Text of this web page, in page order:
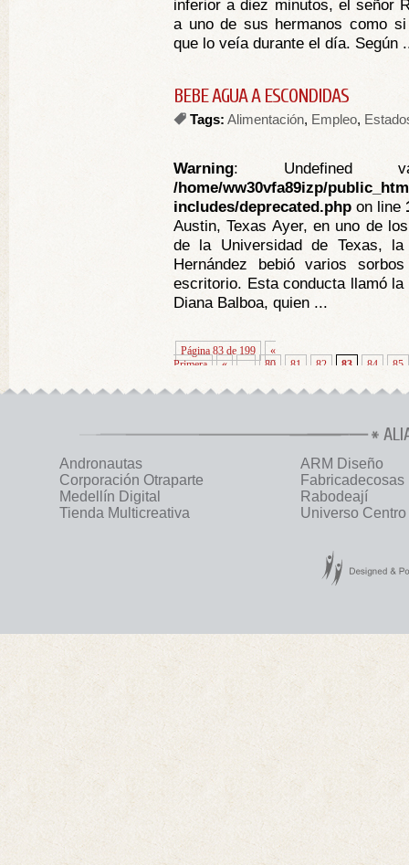
inferior a diez minutos, el señor
a uno de sus hermanos como
que lo veía durante el día. Según
BEBE AGUA A ESCONDIDAS
Tags: Alimentación, Empleo,
Warning: Undefined
/home/ww30vfa89izp/
includes/deprecated.php on line
Austin, Texas Ayer, en uno de
de la Universidad de Texas, la
Hernández bebió varios
escritorio. Esta conducta llamó
Diana Balboa, quien ...
Página 83 de 199
«
Primera
« ... 80 81 82 83 84 85
Andronautas
ARM Diseño
Corporación Otraparte
Fabricadecosas
Medellín Digital
Rabodeají
Tienda Multicreativa
Universo Centro